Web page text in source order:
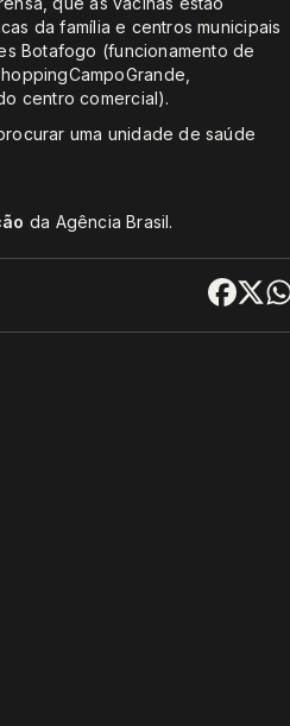
da família e centros municipais
Botafogo (funcionamento de
centro comercial).
uma unidade de saúde
da Agência Brasil.